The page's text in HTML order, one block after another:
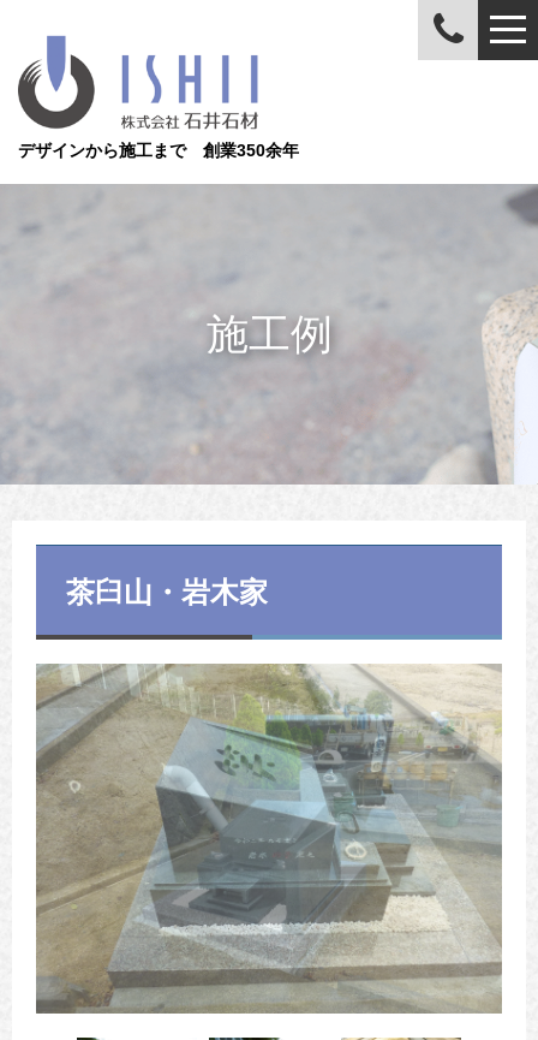
デザインから施工まで 創業350余年
施工例
茶臼山・岩木家